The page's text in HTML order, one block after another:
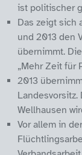
ist politischer
Das zeigt sich
und 2013 den
übernimmt.
„Mehr Zeit für
2013
Landesvorsitz.
Wellhausen
Vor allem in